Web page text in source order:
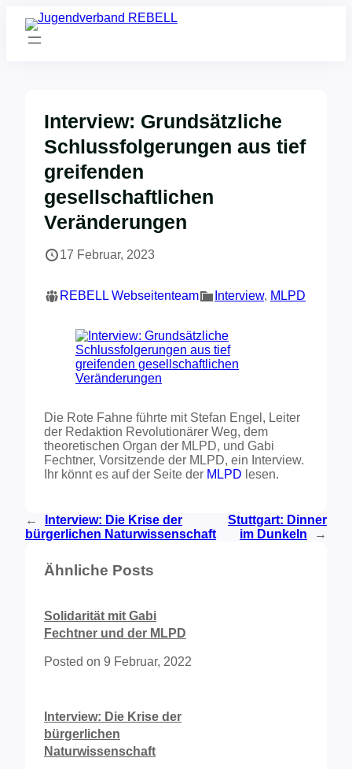
Inhalt
springen
Interview: Grundsätzliche
Schlussfolgerungen aus tief
greifenden
gesellschaftlichen
Veränderungen
17 Februar, 2023
REBELL Webseitenteam Interview, MLPD
Die Rote Fahne führte mit Stefan Engel, Leiter
der Redaktion Revolutionärer Weg, dem
theoretischen Organ der MLPD, und Gabi
Fechtner, Vorsitzende der MLPD, ein Interview.
Ihr könnt es auf der Seite der MLPD lesen.
←
Interview: Die Krise der
bürgerlichen Naturwissenschaft
Stuttgart: Dinner
im Dunkeln
→
Ähnliche Posts
Solidarität mit Gabi
Fechtner und der MLPD
Posted on 9 Februar, 2022
Interview: Die Krise der
bürgerlichen
Naturwissenschaft